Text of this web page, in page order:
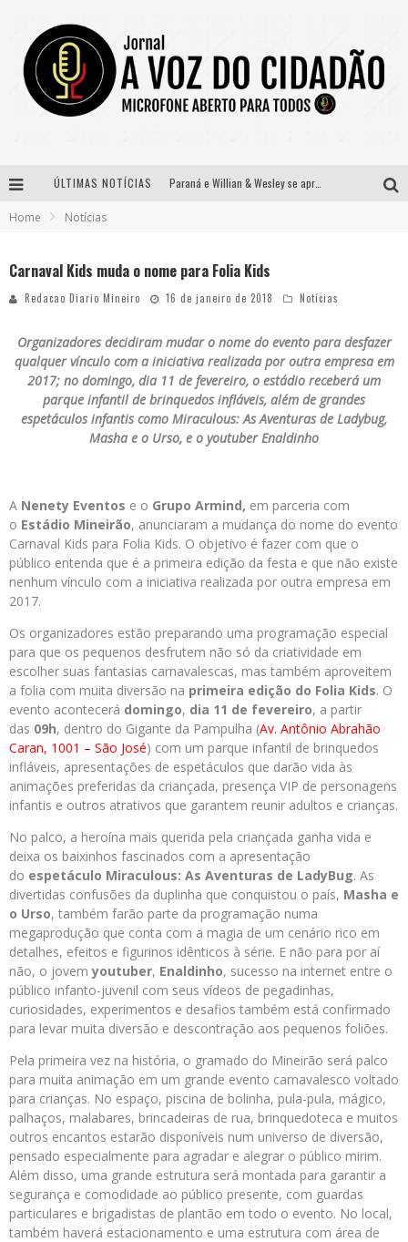
ÚLTIMAS NOTÍCIAS Paraná e Willian & Wesley se apresentam no Carretão Trevo Contagem nesta sexta-feira
Definidas as 12 finalistas do concurso Rainha do Pedro Leopoldo Rodeio Show 2026
Home Notícias
Carnaval Kids muda o nome para Folia Kids
Redacao Diario Mineiro 16 de janeiro de 2018 Notícias
Organizadores decidiram mudar o nome do evento para desfazer
qualquer vínculo com a iniciativa realizada por outra empresa em
2017; no domingo, dia 11 de fevereiro, o estádio receberá um
parque infantil de brinquedos infláveis, além de grandes
espetáculos infantis como Miraculous: As Aventuras de Ladybug,
Masha e o Urso, e o youtuber Enaldinho
A Nenety Eventos e o Grupo Armind, em parceria com
o Estádio Mineirão, anunciaram a mudança do nome do evento
Carnaval Kids para Folia Kids. O objetivo é fazer com que o
público entenda que é a primeira edição da festa e que não existe
nenhum vínculo com a iniciativa realizada por outra empresa em
2017.
Os organizadores estão preparando uma programação especial
para que os pequenos desfrutem não só da criatividade em
escolher suas fantasias carnavalescas, mas também aproveitem
a folia com muita diversão na primeira edição do Folia Kids. O
evento acontecerá domingo, dia 11 de fevereiro, a partir
das 09h, dentro do Gigante da Pampulha (Av. Antônio Abrahão
Caran, 1001 – São José) com um parque infantil de brinquedos
infláveis, apresentações de espetáculos que darão vida às
animações preferidas da criançada, presença VIP de personagens
infantis e outros atrativos que garantem reunir adultos e crianças.
No palco, a heroína mais querida pela criançada ganha vida e
deixa os baixinhos fascinados com a apresentação
do espetáculo Miraculous: As Aventuras de LadyBug. As
divertidas confusões da duplinha que conquistou o país, Masha e
o Urso, também farão parte da programação numa
megaprodução que conta com a magia de um cenário rico em
detalhes, efeitos e figurinos idênticos à série. E não para por aí
não, o jovemyoutuber, Enaldinho, sucesso na internet entre o
público infanto-juvenil com seus vídeos de pegadinhas,
curiosidades, experimentos e desafios também está confirmado
para levar muita diversão e descontração aos pequenos foliões.
Pela primeira vez na história, o gramado do Mineirão será palco
para muita animação em um grande evento carnavalesco voltado
para crianças. No espaço, piscina de bolinha, pula-pula, mágico,
palhaços, malabares, brincadeiras de rua, brinquedoteca e muitos
outros encantos estarão disponíveis num universo de diversão,
pensado especialmente para agradar e alegrar o público mirim.
Além disso, uma grande estrutura será montada para garantir a
segurança e comodidade ao público presente, com guardas
particulares e brigadistas de plantão em todo o evento. No local,
também haverá estacionamento e uma estrutura com área de